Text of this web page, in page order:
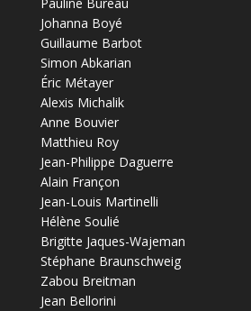
Pauline Bureau
Johanna Boyé
Guillaume Barbot
Simon Abkarian
Éric Métayer
Alexis Michalik
Anne Bouvier
Matthieu Roy
Jean-Philippe Daguerre
Alain Françon
Jean-Louis Martinelli
Hélène Soulié
Brigitte Jaques-Wajeman
Stéphane Braunschweig
Zabou Breitman
Jean Bellorini